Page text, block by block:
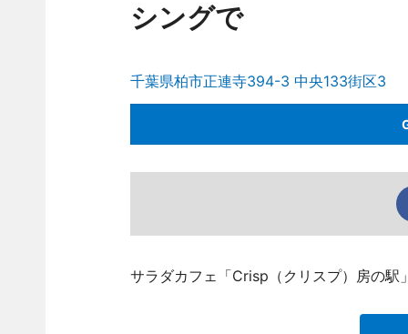
シングで
千葉県柏市正連寺394-3 中央133街区3
サラダカフェ「Crisp（クリスプ）房の駅